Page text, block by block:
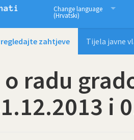
Imamo
Change language
(Hrvatski)
zahtjeve Tijela javne
o radu
i